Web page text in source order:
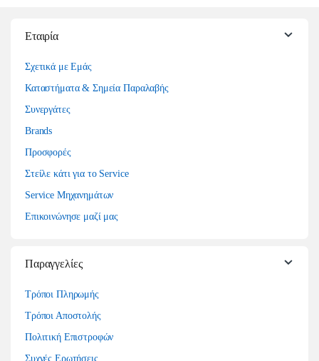
Εταιρία
Σχετικά με Εμάς
Καταστήματα & Σημεία Παραλαβής
Συνεργάτες
Brands
Προσφορές
Στείλε κάτι για το Service
Service Μηχανημάτων
Επικοινώνησε μαζί μας
Παραγγελίες
Τρόποι Πληρωμής
Τρόποι Αποστολής
Πολιτική Επιστροφών
Συχνές Ερωτήσεις